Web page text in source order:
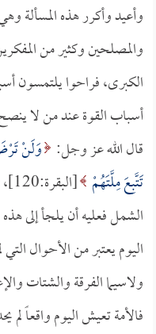
وأعيد وأكرر هذه المسألة
والمصلحين وكثير من
الكبرى، فراحوا يلتمسون
أسباب القوة عند من لا
قال الله عز وجل: وَلَنْ
تَتَّبِعَ مِلَّتَهُمْ
الشمل فعليه أن يلجأ إلى
اليوم يعتبر من الأحوال التي
ولاسيما الفرقة والشتات
فالأمة تعيش اليوم واقعاً